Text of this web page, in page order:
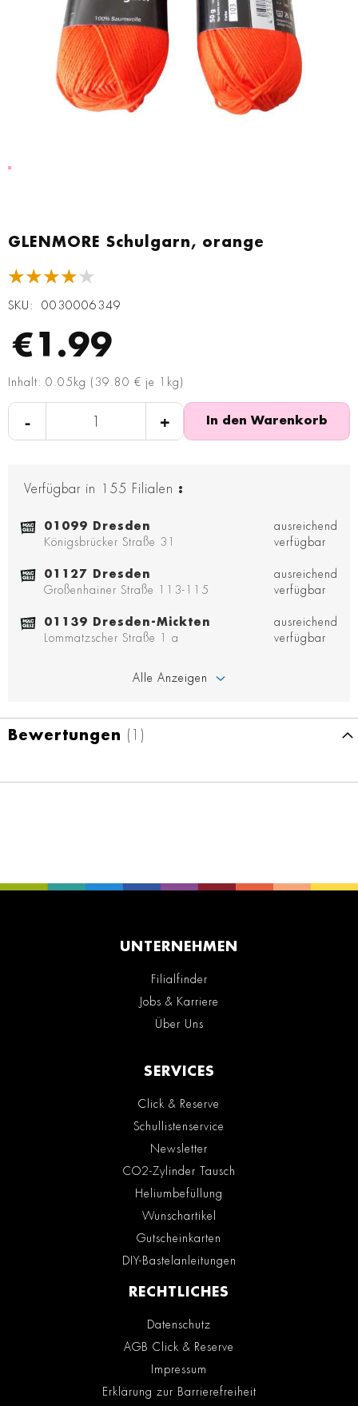
GLENMORE Schulgarn, orange
★★★★★
SKU 0030006349
€1.99
Inhalt: 0.05kg (39.80 € je 1kg)
- + In den Warenkorb
Verfügbar in 155 Filialen :
01099 Dresden
Königsbrücker Straße 31
ausreichend
verfügbar
01127 Dresden
Großenhainer Straße 113-115
ausreichend
verfügbar
01139 Dresden-Mickten
Lommatzscher Straße 1 a
ausreichend
verfügbar
Alle Anzeigen
Anfang
Bildgalerie
Bewertungen
UNTERNEHMEN
Filialfinder
Jobs & Karriere
Über Uns
SERVICES
Click & Reserve
Schullistenservice
Newsletter
CO2-Zylinder Tausch
Heliumbefüllung
Wunschartikel
Gutscheinkarten
DIY-Bastelanleitungen
RECHTLICHES
Datenschutz
AGB Click & Reserve
Impressum
Erklärung zur Barrierefreiheit